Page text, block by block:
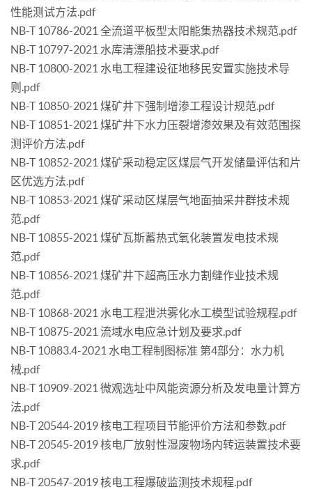
性能测试方法.pdf
NB-T 10786-2021 全流道平板型太阳能集热器技术规范.pdf
NB-T 10797-2021 水库清漂船技术要求.pdf
NB-T 10800-2021 水电工程建设征地移民安置实施技术导
则.pdf
NB-T 10850-2021 煤矿井下强制增渗工程设计规范.pdf
NB-T 10851-2021 煤矿井下水力压裂增渗效果及有效范围探
测评价方法.pdf
NB-T 10852-2021 煤矿采动稳定区煤层气开发储量评估和片
区优选方法.pdf
NB-T 10853-2021 煤矿采动区煤层气地面抽采井群技术规
范.pdf
NB-T 10855-2021 煤矿瓦斯蓄热式氧化装置发电技术规
范.pdf
NB-T 10856-2021 煤矿井下超高压水力割缝作业技术规
范.pdf
NB-T 10868-2021 水电工程泄洪雾化水工模型试验规程.pdf
NB-T 10875-2021 流域水电应急计划及要求.pdf
NB-T 10883.4-2021 水电工程制图标准 第4部分：水力机
械.pdf
NB-T 10909-2021 微观选址中风能资源分析及发电量计算方
法.pdf
NB-T 20544-2019 核电工程项目节能评价方法和参数.pdf
NB-T 20545-2019 核电厂放射性湿废物场内转运装置技术要
求.pdf
NB-T 20547-2019 核电工程爆破监测技术规程.pdf